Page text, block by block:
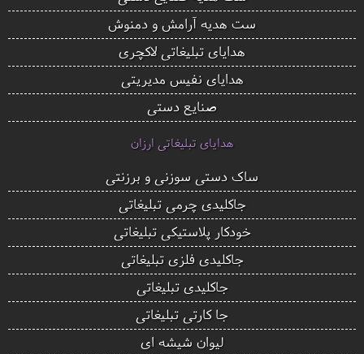
ست هدیه آرامش و دمنوش
هدایای تبلیغاتی لاکچری
هدایای نفیس مدیریتی
صنایع دستی
هدایای تبلیغاتی ارزان
ساک دستی سوزنی و برزنتی
جاکلیدی چرمی تبلیغاتی
خودکار پلاستیکی تبلیغاتی
جاکلیدی فلزی تبلیغاتی
جاکلیدی تبلیغاتی
جا کارتی تبلیغاتی
لیوان شیشه ای